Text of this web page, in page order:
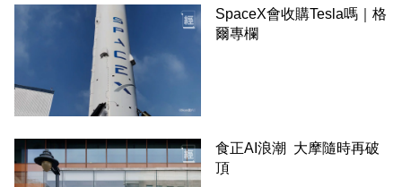
SpaceX會收購Tesla嗎｜格
爾專欄
食正AI浪潮 大摩隨時再破
頂